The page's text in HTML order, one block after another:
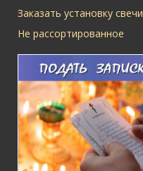
Заказать установку свечи
Не рассортированное